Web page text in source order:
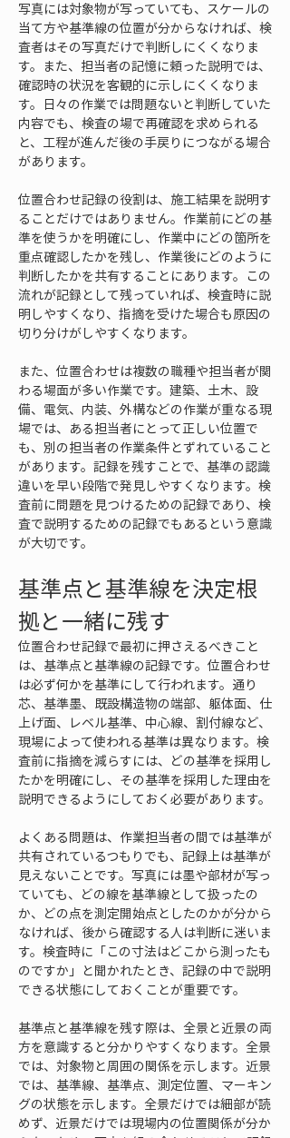
写真には対象物が写っていても、スケールの
当て方や基準線の位置が分からなければ、検
査者はその写真だけで判断しにくくなりま
す。また、担当者の記憶に頼った説明では、
確認時の状況を客観的に示しにくくなりま
す。日々の作業では問題ないと判断していた
内容でも、検査の場で再確認を求められる
と、工程が進んだ後の手戻りにつながる場合
があります。
位置合わせ記録の役割は、施工結果を説明す
ることだけではありません。作業前にどの基
準を使うかを明確にし、作業中にどの箇所を
重点確認したかを残し、作業後にどのように
判断したかを共有することにあります。この
流れが記録として残っていれば、検査時に説
明しやすくなり、指摘を受けた場合も原因の
切り分けがしやすくなります。
また、位置合わせは複数の職種や担当者が関
わる場面が多い作業です。建築、土木、設
備、電気、内装、外構などの作業が重なる現
場では、ある担当者にとって正しい位置で
も、別の担当者の作業条件とずれていること
があります。記録を残すことで、基準の認識
違いを早い段階で発見しやすくなります。検
査前に問題を見つけるための記録であり、検
査で説明するための記録でもあるという意識
が大切です。
基準点と基準線を決定根
拠と一緒に残す
位置合わせ記録で最初に押さえるべきこと
は、基準点と基準線の記録です。位置合わせ
は必ず何かを基準にして行われます。通り
芯、基準墨、既設構造物の端部、躯体面、仕
上げ面、レベル基準、中心線、割付線など、
現場によって使われる基準は異なります。検
査前に指摘を減らすには、どの基準を採用し
たかを明確にし、その基準を採用した理由を
説明できるようにしておく必要があります。
よくある問題は、作業担当者の間では基準が
共有されているつもりでも、記録上は基準が
見えないことです。写真には墨や部材が写っ
ていても、どの線を基準線として扱ったの
か、どの点を測定開始点としたのかが分から
なければ、後から確認する人は判断に迷いま
す。検査時に「この寸法はどこから測ったも
のですか」と聞かれたとき、記録の中で説明
できる状態にしておくことが重要です。
基準点と基準線を残す際は、全景と近景の両
方を意識すると分かりやすくなります。全景
では、対象物と周囲の関係を示します。近景
では、基準線、基準点、測定位置、マーキン
グの状態を示します。全景だけでは細部が読
めず、近景だけでは現場内の位置関係が分か